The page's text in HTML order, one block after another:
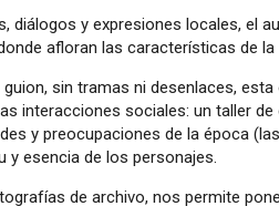
diálogos y expresiones locales, el
afloran las características de la
sin tramas ni desenlaces,
interacciones sociales: un taller
y preocupaciones de la época
y esencia de los personajes.
de archivo, nos permite